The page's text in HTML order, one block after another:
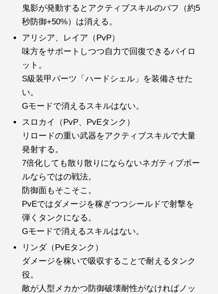
鬼影が発動するとアクティブスキルのバフ（約5
秒防御+50%）は消える。
アリシア、レイア（PvP）
味方をサポートしつつ自力で回復できるパイロ
ット。
S級装甲パーツ「ハードシェル」を装備させた
い。
Gモードで消えるスキルはない。
スロカイ（PvP、PvEタンク）
リロードの重い武器をアクティブスキルで大量
発射する。
7倍化しても散り散りにならないネガティブボー
ルならではの戦法。
防御面もそこそこ。
PvEではダメージを稼ぎつつシールドで射撃を
弾くタンクになる。
Gモードで消えるスキルはない。
リンダ（PvEタンク）
ダメージを稼いで吸収することで耐えるタンク
役。
敵が人型メカかつ防御破壊耐性がなければノッ